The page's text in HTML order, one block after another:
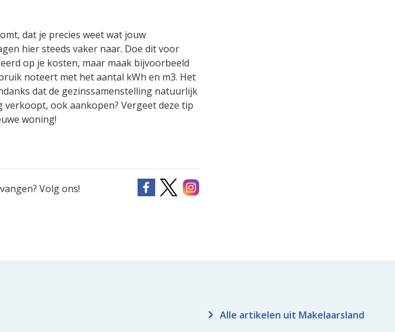
dat je precies weet wat jouw
hier steeds vaker naar. Doe dit voor
op je kosten, maar maak bijvoorbeeld
noteert met het aantal kWh en m3. Het
dat de gezinssamenstelling natuurlijk
verkoopt, ook aankopen? Vergeet deze tip
woning!
Volg ons!
Alle artikelen uit Makelaarsland